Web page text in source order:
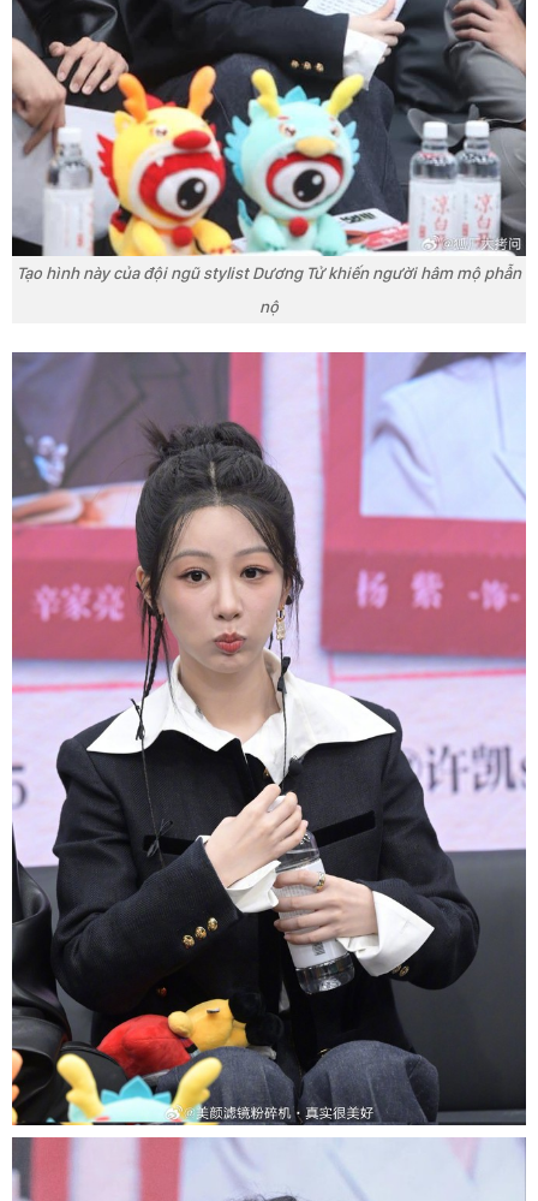
Tạo hình này của đội ngũ stylist Dương Tử khiến người hâm mộ phẫn
nộ